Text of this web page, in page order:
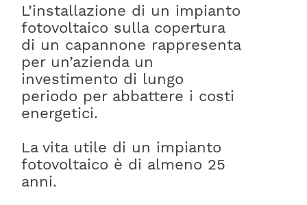
L’installazione di un impianto
fotovoltaico sulla copertura
di un capannone rappresenta
per un’azienda un
investimento di lungo
periodo per abbattere i costi
energetici.
La vita utile di un impianto
fotovoltaico è di almeno 25
anni.